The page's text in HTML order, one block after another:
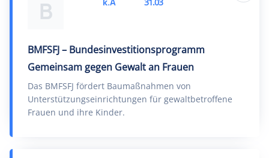
B
BMFSFJ – Bundesinvestitionsprogramm
Gemeinsam gegen Gewalt an Frauen
Das BMFSFJ fördert Baumaßnahmen von
Unterstützungseinrichtungen für gewaltbetroffene
Frauen und ihre Kinder.